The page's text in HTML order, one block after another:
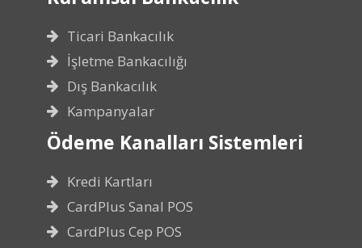
Ticari Bankacılık
İşletme Bankacılığı
Dış Bankacılık
Kampanyalar
Ödeme Kanalları Sistemleri
Kredi Kartları
CardPlus Sanal POS
CardPlus Cep POS